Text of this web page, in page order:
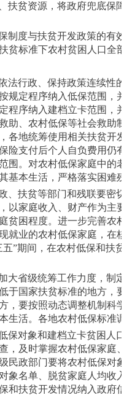
扶贫资源，将政府兜底
制度与扶贫开发政策的
贫标准下农村贫困人口全
法行政、保持政策连续
规定程序纳入低保范围
程序纳入建档立卡范围
助、农村低保等社会救
各地统筹使用相关扶贫
险支付后个人自负费用
围。对农村低保家庭中
基本生活，严格落实困难
、扶贫等部门和残联要
以家庭收入、财产作为
贫困程度。进一步完善
就业的农村低保家庭，
”期间，在农村低保和
大省级统筹工作力度，
于国家扶贫标准的地方
，要按照动态调整机制
生活。各地农村低保标准
保对象和建档立卡贫困
，及时掌握农村低保家
民政部门要将农村低保
象名单、脱贫家庭人均
和扶贫开发情况纳入政